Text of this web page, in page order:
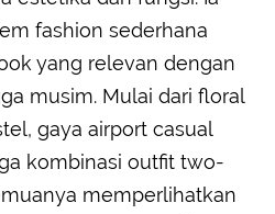
fashion sederhana
yang relevan dengan
musim. Mulai dari floral
gaya airport casual
kombinasi outfit two-
memperlihatkan